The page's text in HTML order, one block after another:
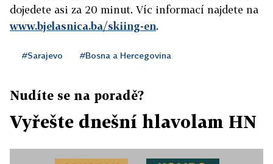
dojedete asi za 20 minut. Víc informací najdete na
www.bjelasnica.ba/skiing-en.
#Sarajevo #Bosna a Hercegovina
Nudíte se na poradě?
Vyřešte dnešní hlavolam HN